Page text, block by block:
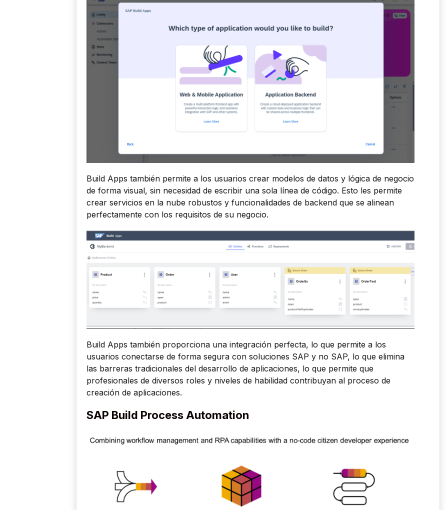
Build Apps también permite a los usuarios crear modelos de datos y lógica de negocio
de forma visual, sin necesidad de escribir una sola línea de código. Esto les permite
crear servicios en la nube robustos y funcionalidades de backend que se alinean
perfectamente con los requisitos de su negocio.
Build Apps también proporciona una integración perfecta, lo que permite a los
usuarios conectarse de forma segura con soluciones SAP y no SAP, lo que elimina
las barreras tradicionales del desarrollo de aplicaciones, lo que permite que
profesionales de diversos roles y niveles de habilidad contribuyan al proceso de
creación de aplicaciones.
SAP Build Process Automation